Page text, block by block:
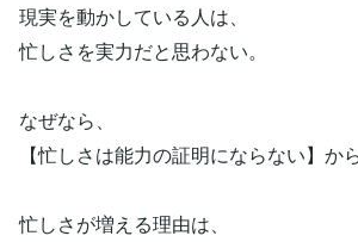
現実を動かしている人は、
忙しさを実力だと思わない。
なぜなら、
【忙しさは能力の証明にならない】から
忙しさが増える理由は、